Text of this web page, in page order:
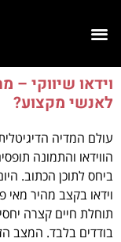
וידאו שיווקי –
לאנשי מקצוע?
עולם המדיה
הווידאו והתמונה
ביחס לתוכן הכתוב.
וידאו בקצב מהיר
תוחלת חיים קצרה
בודדים בלבד. המצב